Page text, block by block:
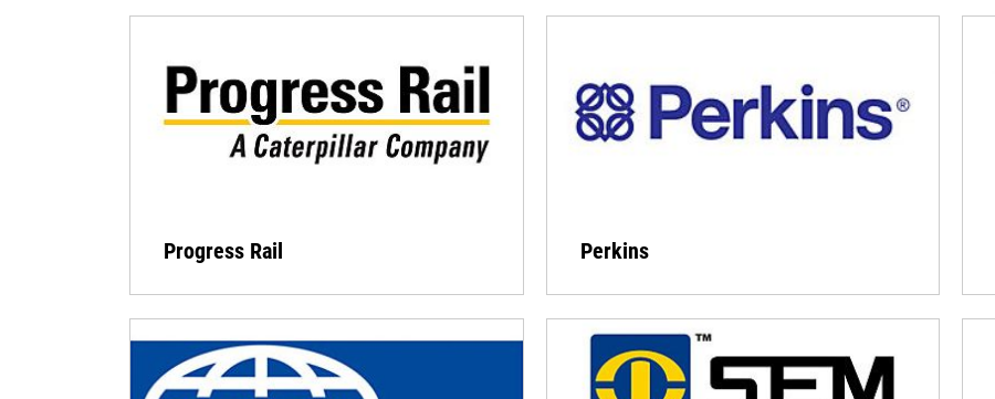
Progress Rail Perkins